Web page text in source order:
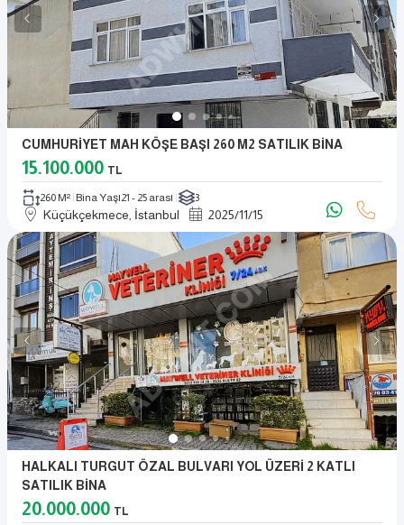
CUMHURİYET MAH KÖŞE BAŞI 260 M2 SATILIK BİNA
15.100.000 TL
260 M² Bina Yaşı21 - 25 arası 3
Küçükçekmece, İstanbul 2025/11/15
HALKALI TURGUT ÖZAL BULVARI YOL ÜZERİ 2 KATLI
SATILIK BİNA
20.000.000 TL